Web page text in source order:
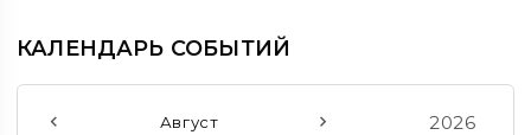
КАЛЕНДАРЬ СОБЫТИЙ
Август 2026